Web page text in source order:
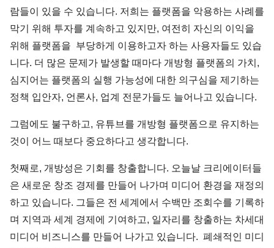
람들이 있을 수 있습니다. 저희는 플랫폼을 악용하는 사례를
막기 위해 투자를 계속하고 있지만, 여전히 자신의 이익을
위해 플랫폼을 부당하게 이용하고자 하는 사용자들도 있습
니다. 더 많은 문제가 발생할 때마다 개방형 플랫폼의 가치,
심지어는 플랫폼의 실행 가능성에 대한 의구심을 제기하는
정책 입안자, 언론사, 업계 전문가들도 늘어나고 있습니다.
그럼에도 불구하고, 유튜브를 개방형 플랫폼으로 유지하는
것이 어느 때보다 중요하다고 생각합니다.
첫째로, 개방성은 기회를 창출합니다. 오늘날 크리에이터들
은 새로운 창조 경제를 만들어 나가며 미디어 환경을 재정의
하고 있습니다. 그들은 전 세계에서 수백만 조회수를 기록하
며 지역과 세계 경제에 기여하고, 일자리를 창출하는 차세대
미디어 비즈니스를 만들어 나가고 있습니다. 폐쇄적인 미디